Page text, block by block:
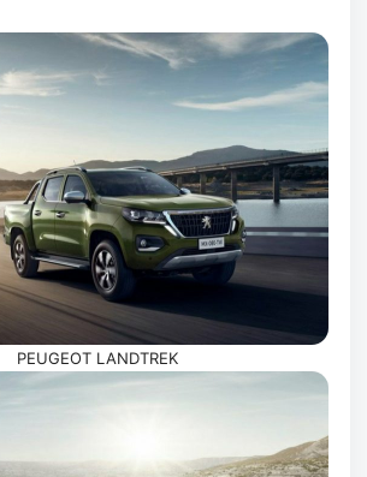
PEUGEOT LANDTREK